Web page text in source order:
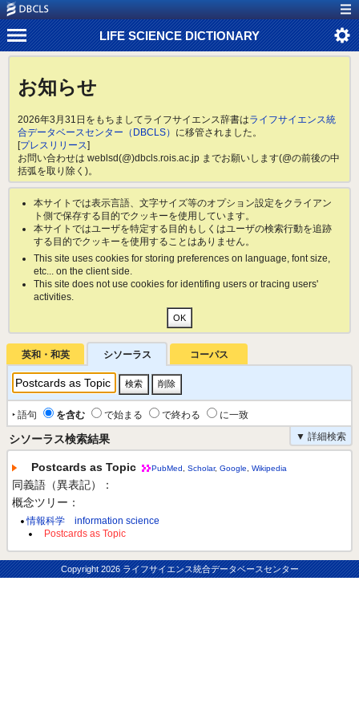
LIFE SCIENCE DICTIONARY
お知らせ
2026年3月31日をもちましてライフサイエンス辞書はライフサイエンス統
合データベースセンター（DBCLS） に移管されました。
[プレスリリース]
お問い合わせは weblsd(@)dbcls.rois.ac.jp までお願いします(@の前後の中
括弧を取り除く)。
本サイトでは表示言語、文字サイズ等のオプション設定をクライアン
ト側で保存する目的でクッキーを使用しています。
本サイトではユーザを特定する目的もしくはユーザの検索行動を追跡
する目的でクッキーを使用することはありません。
This site uses cookies for storing preferences on language, font size,
etc... on the client side.
This site does not use cookies for identifing users or tracing users'
activities.
英和・和英 シソーラス コーパス
‣ 語句 を含む で始まる で終わる
に一致
▼ 詳細検索
シソーラス検索結果
Postcards as Topic PubMed Scholar, Google Wikipedia
同義語（異表記）：
概念ツリー：
情報科学 information science
Postcards as Topic
Copyright2026 ライフサイエンス統合データベースセンター